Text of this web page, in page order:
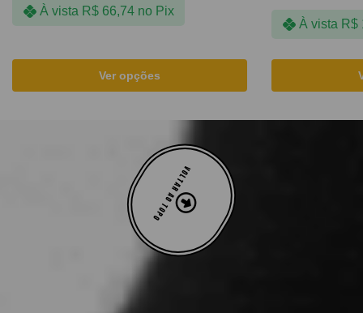
À vista R$66,74 no Pix
Ver opções
À vista R$
VOLTAR AO TOPO